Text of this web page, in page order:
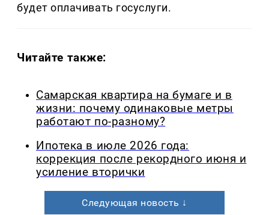
будет оплачивать госуслуги.
Читайте также:
Самарская квартира на бумаге и в
жизни: почему одинаковые метры
работают по-разному?
Ипотека в июле 2026 года:
коррекция после рекордного июня и
усиление вторички
Следующая новость ↓